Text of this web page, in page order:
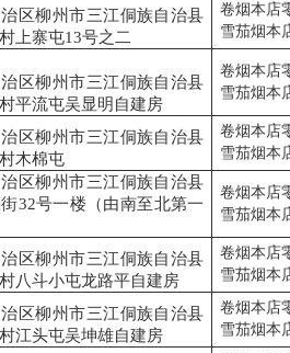
区柳州市三江侗族自治县
上寨屯13号之二
卷烟本店
雪茄烟本
区柳州市三江侗族自治县
平流屯吴显明自建房
卷烟本店
雪茄烟本
区柳州市三江侗族自治县
木棉屯
卷烟本店
雪茄烟本
区柳州市三江侗族自治县
32号一楼（由南至北第一
卷烟本店
雪茄烟本
区柳州市三江侗族自治县
八斗小屯龙路平自建房
卷烟本店
雪茄烟本
区柳州市三江侗族自治县
江头屯吴坤雄自建房
卷烟本店
雪茄烟本